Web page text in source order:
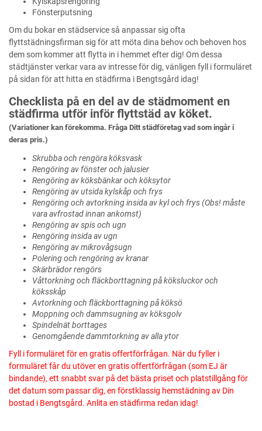
Fönsterputsning
Om du bokar en städservice så anpassar sig ofta
flyttstädningsfirman sig för att möta dina behov och behoven hos
dem som kommer att flytta in i hemmet efter dig! Om dessa
städtjänster verkar vara av intresse för dig, vänligen fyll i formuläret
på sidan för att hitta en städfirma i Bengtsgård idag!
Checklista på en del av de städmoment en
städfirma utför inför flyttstäd av köket.
(Variationer kan förekomma. Fråga Ditt städföretag vad som ingår i
deras pris.)
Skrubba och rengöra köksvask
Rengöring av fönster och jalusier
Rengöring av köksbänkar och köksytor
Rengöring av utsida kylskåp och frys
Rengöring och avtorkning insida av kyl och frys (Obs! måste
vara avfrostad innan ankomst)
Rengöring av spis och ugn
Rengöring insida av ugn
Rengöring av mikrovågsugn
Polering och rengöring av kranar
Skärbrädor rengörs
Våttorkning och fläckborttagning på köksluckor och
köksskåp
Avtorkning och fläckborttagning på köksö
Moppning och dammsugning av köksgolv
Spindelnät borttages
Genomgående dammtorkning av alla ytor
Fyll i formuläret för en gratis offertförfrågan. När du fyller i
formuläret får du utöver en gratis offertförfrågan (som EJ är
bindande), ett snabbt svar på det bästa priset och platstillgång för
det datum som passar dig, en förstklassig hemstädning av Din
bostad i Bengtsgård. Anlita en städfirma redan idag!